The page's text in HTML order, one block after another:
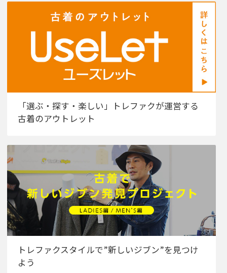
「選ぶ・探す・楽しい」トレファクが運営する
古着のアウトレット
トレファクスタイルで”新しいジブン”を見つけ
よう